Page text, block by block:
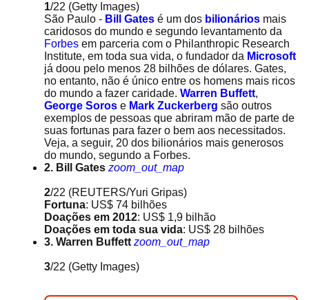
1/22 (Getty Images)
São Paulo - Bill Gates é um dos bilionários mais
caridosos do mundo e segundo levantamento da
Forbes em parceria com o Philanthropic Research
Institute, em toda sua vida, o fundador da Microsoft
já doou pelo menos 28 bilhões de dólares. Gates,
no entanto, não é único entre os homens mais ricos
do mundo a fazer caridade. Warren Buffett,
George Soros e Mark Zuckerberg são outros
exemplos de pessoas que abriram mão de parte de
suas fortunas para fazer o bem aos necessitados.
Veja, a seguir, 20 dos bilionários mais generosos
do mundo, segundo a Forbes.
2. Bill Gates zoom_out_map
2/22 (REUTERS/Yuri Gripas)
Fortuna: US$ 74 bilhões
Doações em 2012: US$ 1,9 bilhão
Doações em toda sua vida: US$ 28 bilhões
3. Warren Buffett zoom_out_map
3/22 (Getty Images)